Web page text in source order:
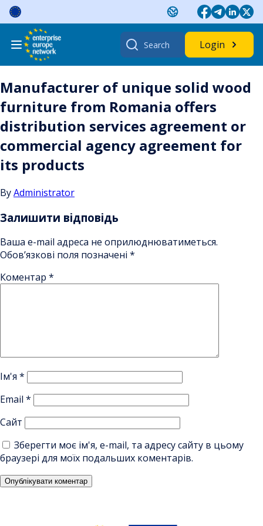
Skip
content
Search
for:
Login
Manufacturer of unique solid wood
furniture from Romania offers
distribution services agreement or
commercial agency agreement for
its products
ByAdministrator
Залишити відповідь
Ваша e-mail адреса не оприлюднюватиметься.
Обов’язкові поля позначені *
Коментар *
Ім'я *
Email *
Сайт
Зберегти моє ім'я, e-mail, та адресу сайту в цьому
браузері для моїх подальших коментарів.